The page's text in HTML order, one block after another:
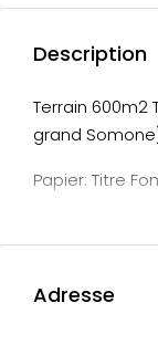
Description
Terrain 600m2
grand
Papier: Titre
Adresse